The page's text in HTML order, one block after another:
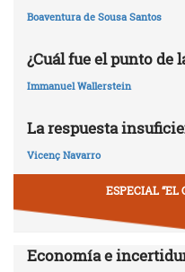
Boaventura de Sousa Santos
¿Cuál fue el punto de
Immanuel Wallerstein
La respuesta
Vicenç Navarro
ESPECIAL “EL
Economía e